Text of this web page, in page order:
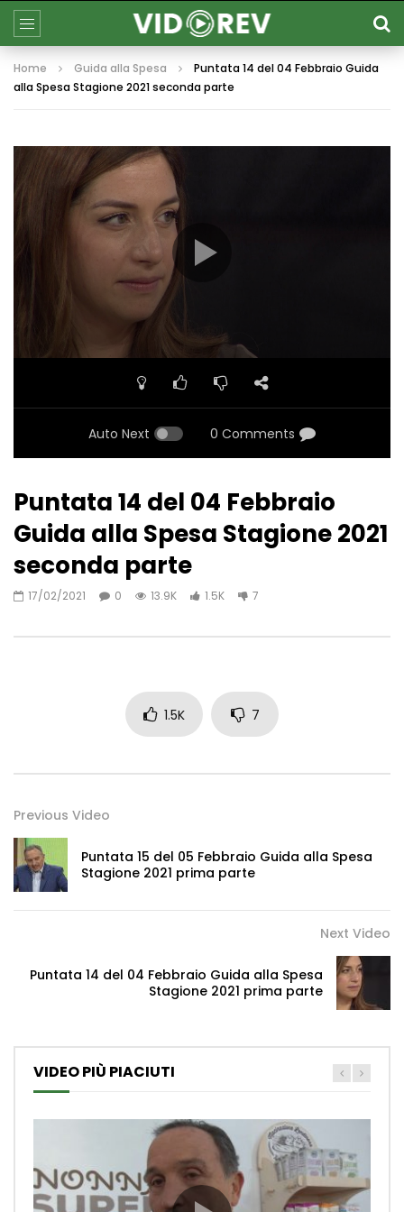
Home Guida alla Spesa
Puntata 14 del 04 Febbraio Guida
alla Spesa Stagione 2021 seconda parte
Auto Next 0 Comments
Puntata 14 del 04 Febbraio
Guida alla Spesa Stagione 2021
seconda parte
17/02/2021 0 13.9K 1.5K 7
1.5K 7
Previous Video
Puntata 15 del 05 Febbraio Guida alla Spesa
Stagione 2021 prima parte
Next Video
Puntata 14 del 04 Febbraio Guida alla Spesa
Stagione 2021 prima parte
VIDEO PIÙ PIACIUTI